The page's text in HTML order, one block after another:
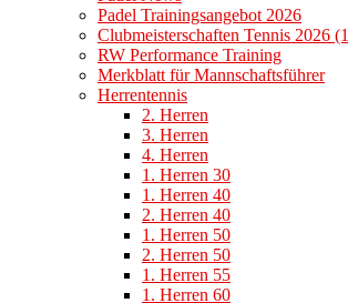
Padel Trainingsangebot 2026
Clubmeisterschaften Tennis 2026
RW Performance Training
Merkblatt für Mannschaftsführer
Herrentennis
2. Herren
3. Herren
4. Herren
1. Herren 30
1. Herren 40
2. Herren 40
1. Herren 50
2. Herren 50
1. Herren 55
1. Herren 60